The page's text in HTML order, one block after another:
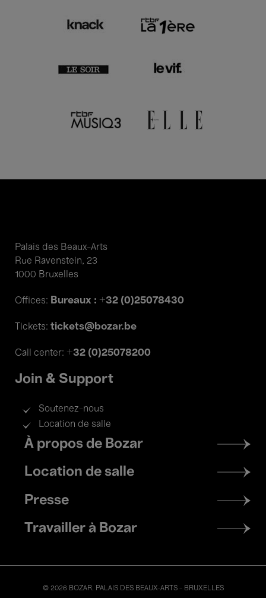
Palais des Beaux-Arts
Rue Ravenstein, 23
1000 Bruxelles
Offices: Bureaux : +32 (0)25078430
Tickets: tickets@bozar.be
Call center: +32 (0)25078200
Join & Support
Soutenez-nous
Location de salle
Footer
menu
À propos de Bozar
Location de salle
Presse
Travailler à Bozar
© 2026 BOZAR. PALAIS DES BEAUX-ARTS - BRUXELLES